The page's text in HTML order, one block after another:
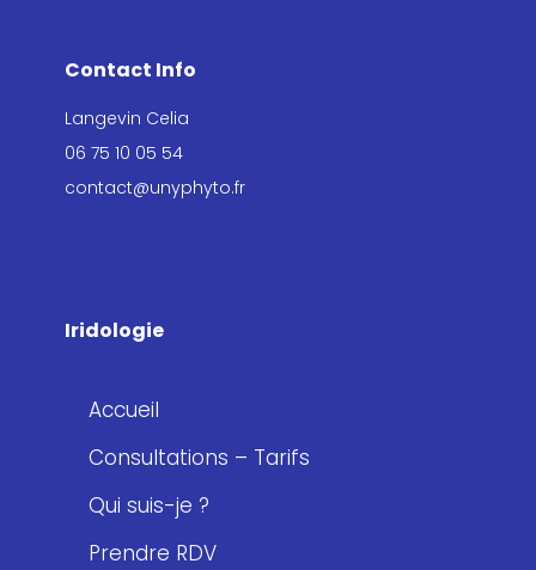
Contact Info
Langevin Celia
06 75 10 05 54
contact@unyphyto.fr
Iridologie
Accueil
Consultations – Tarifs
Qui suis-je ?
Prendre RDV